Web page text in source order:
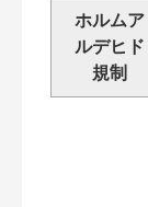
ホルムア
ルデヒド
規制